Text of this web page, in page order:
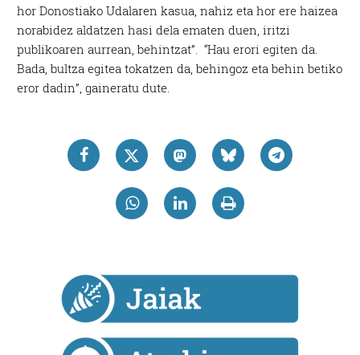
hor Donostiako Udalaren kasua, nahiz eta hor ere haizea
norabidez aldatzen hasi dela ematen duen, iritzi
publikoaren aurrean, behintzat”. “Hau erori egiten da.
Bada, bultza egitea tokatzen da, behingoz eta behin betiko
eror dadin”, gaineratu dute.